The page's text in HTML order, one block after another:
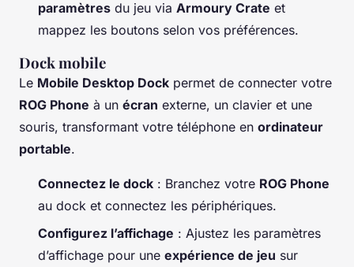
paramètres du jeu via Armoury Crate et
mappez les boutons selon vos préférences.
Dock mobile
Le Mobile Desktop Dock permet de connecter votre
ROG Phone à un écran externe, un clavier et une
souris, transformant votre téléphone en ordinateur
portable.
Connectez le dock : Branchez votre ROG Phone
au dock et connectez les périphériques.
Configurez l’affichage : Ajustez les paramètres
d’affichage pour une expérience de jeu sur